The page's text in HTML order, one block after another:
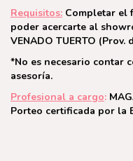
Requisitos: Completar el
poder acercarte al
VENADO TUERTO (Prov.
*No es necesario contar
asesoría.
Profesional a cargo:
Porteo certificada por la